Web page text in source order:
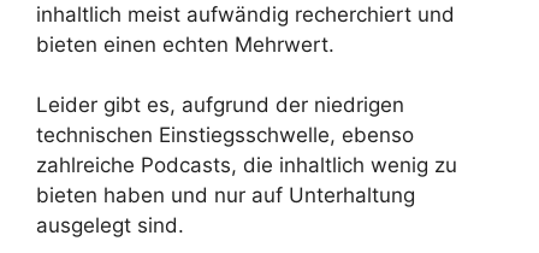
inhaltlich meist aufwändig recherchiert und
bieten einen echten Mehrwert.
Leider gibt es, aufgrund der niedrigen
technischen Einstiegsschwelle, ebenso
zahlreiche Podcasts, die inhaltlich wenig zu
bieten haben und nur auf Unterhaltung
ausgelegt sind.